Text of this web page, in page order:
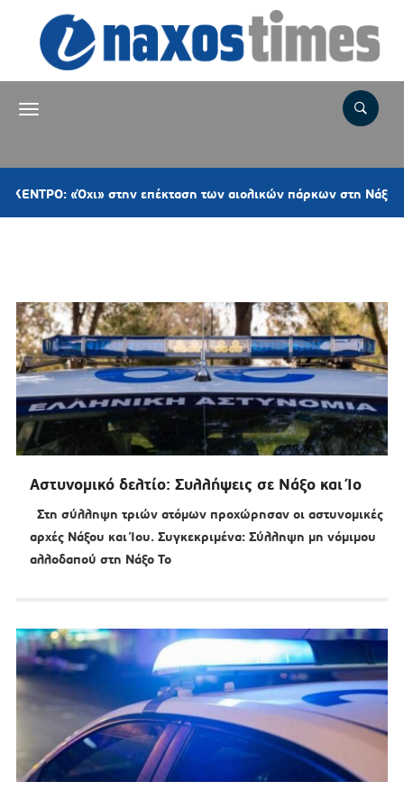
των αιολικών πάρκων στη Νάξο– Παρέμβαση για το
Αστυνομικό δελτίο: Συλλήψεις σε Νάξο και Ίο
Στη σύλληψη τριών ατόμων προχώρησαν οι αστυνομικές
αρχές Νάξου και Ίου. Συγκεκριμένα: Σύλληψη μη νόμιμου
αλλοδαπού στη Νάξο Το